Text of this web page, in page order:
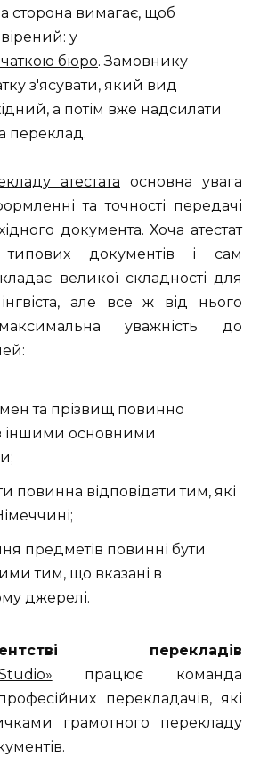
сторона вимагає, щоб
у
бюро. Замовнику
з'ясувати, який вид
а потім вже надсилати
переклад.
атестата основна увага
та точності передачі
документа. Хоча атестат
документів і сам
великої складності для
але все ж від нього
уважність до
та прізвищ повинно
іншими основними
повинна відповідати тим, які
предметів повинні бути
тим, що вказані в
джерелі.
перекладів
працює команда
перекладачів, які
грамотного перекладу